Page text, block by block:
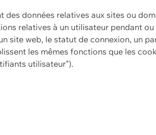
données relatives aux sites ou
relatives à un utilisateur pendant
site web, le statut de connexion, un
les mêmes fonctions que les
utilisateur").